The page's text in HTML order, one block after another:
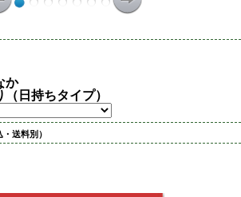
か
（日持ちタイプ）
・送料別）